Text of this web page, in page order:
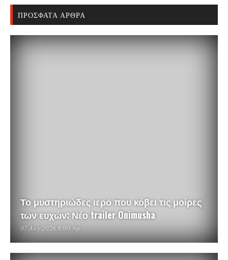
ΠΡΌΣΦΑΤΑ ΆΡΘΡΑ
Το μυστηριώδες ιερό που κόβει τις μοίρες
των ευχών: Νέο trailer Onimusha
07 Αυγ 2026 8:00 πμ